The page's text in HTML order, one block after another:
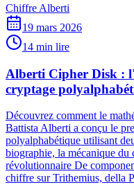
Chiffre Alberti
19 mars 2026
14 min lire
Alberti Cipher Disk :
cryptage
Découvrez comment le
Battista Alberti a conçu le
polyalphabétique utilisant
biographie, la mécanique
révolutionnaire De
chiffre sur Trithemius, della